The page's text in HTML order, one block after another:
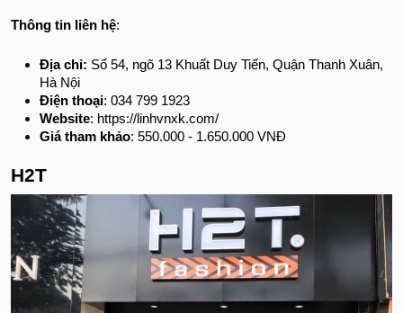
Thông tin liên hệ:
Địa chỉ: Số 54, ngõ 13 Khuất Duy Tiến, Quận Thanh Xuân,
Hà Nội
Điện thoại: 034 799 1923
Website: https://linhvnxk.com/
Giá tham khảo: 550.000 - 1.650.000 VNĐ
H2T